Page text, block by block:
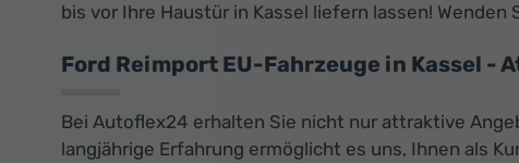
bis vor Ihre Haustür in Kassel liefern lassen!
Ford Reimport EU-Fahrzeuge in Kassel -
Bei Autoflex24 erhalten Sie nicht nur attraktive
langjährige Erfahrung ermöglicht es uns, Ihnen als